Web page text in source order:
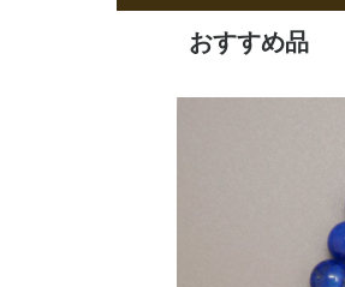
おすすめ品
新商品
定番品
逸品
特価品